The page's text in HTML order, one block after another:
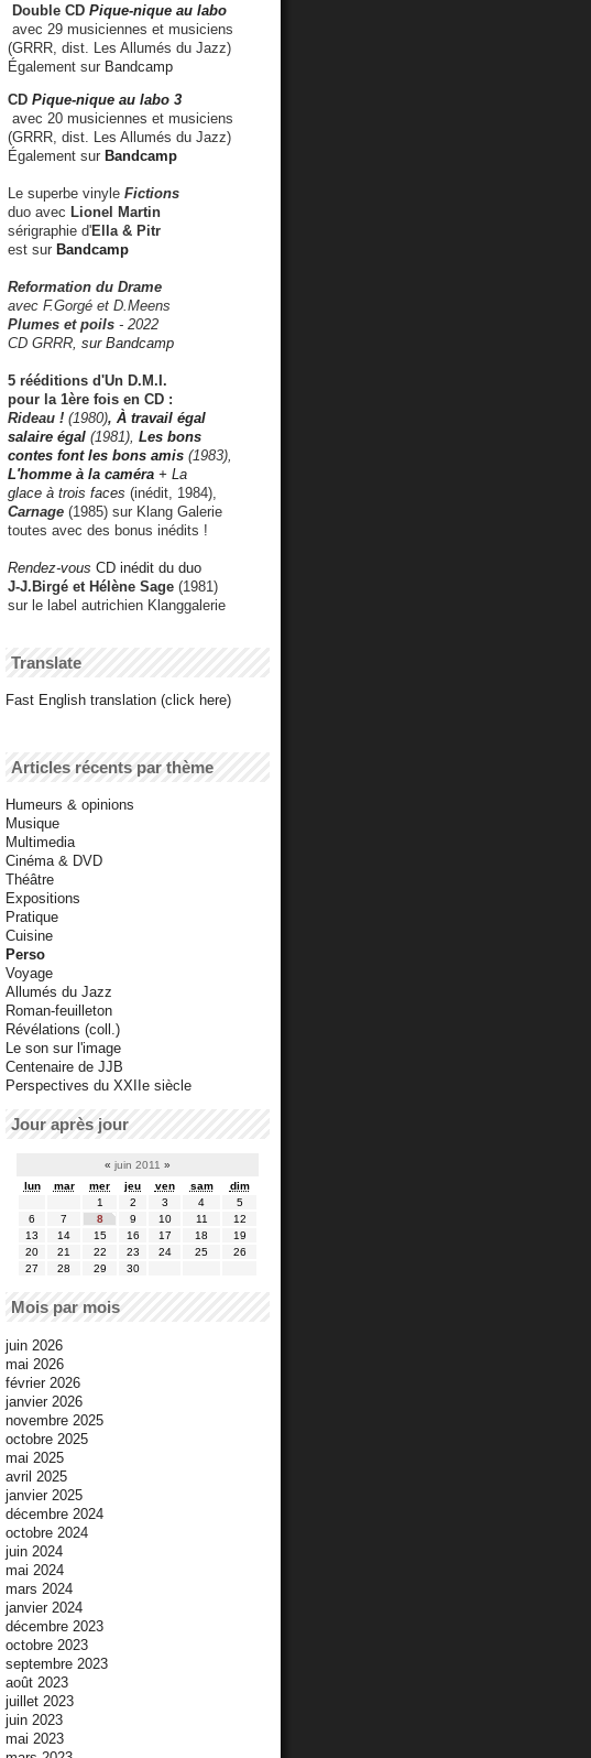
Double CD Pique-nique au labo
avec 29 musiciennes et musiciens
(GRRR, dist. Les Allumés du Jazz)
Également sur Bandcamp
CD Pique-nique au labo 3
avec 20 musiciennes et musiciens
(GRRR, dist. Les Allumés du Jazz)
Également sur Bandcamp
Le superbe vinyle Fictions
duo avec Lionel Martin
sérigraphie d'Ella & Pitr
est sur Bandcamp
Reformation du Drame
avec F.Gorgé et D.Meens
Plumes et poils - 2022
CD GRRR, sur Bandcamp
5 rééditions d'Un D.M.I.
pour la 1ère fois en CD :
Rideau ! (1980), À travail égal
salaire égal (1981), Les bons
contes font les bons amis (1983),
L'homme à la caméra + La
glace à trois faces (inédit, 1984),
Carnage (1985) sur Klang Galerie
toutes avec des bonus inédits !
Rendez-vous CD inédit du duo
J-J.Birgé et Hélène Sage (1981)
sur le label autrichien Klanggalerie
Translate
Fast English translation (click here)
Articles récents par thème
Humeurs & opinions
Musique
Multimedia
Cinéma & DVD
Théâtre
Expositions
Pratique
Cuisine
Perso
Voyage
Allumés du Jazz
Roman-feuilleton
Révélations (coll.)
Le son sur l'image
Centenaire de JJB
Perspectives du XXIIe siècle
Jour après jour
« juin 2011 »
lun
mar mer jeu ven sam
dim
1
2 3 4
5
6
7 8 9 10 11
12
13
14 15 16 17 18
19
20
21 22 23 24 25
26
27
28 29 30
Mois par mois
juin 2026
mai 2026
février 2026
janvier 2026
novembre 2025
octobre 2025
mai 2025
avril 2025
janvier 2025
décembre 2024
octobre 2024
juin 2024
mai 2024
mars 2024
janvier 2024
décembre 2023
octobre 2023
septembre 2023
août 2023
juillet 2023
juin 2023
mai 2023